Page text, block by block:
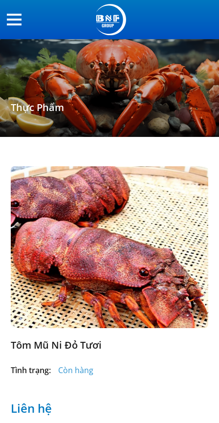
Thực Phẩm
Tôm Mũ Ni Đỏ Tươi
Tình trạng: Còn hàng
Liên hệ